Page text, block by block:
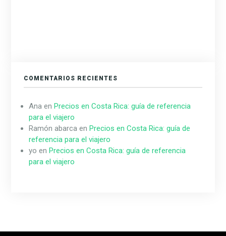
COMENTARIOS RECIENTES
Ana enPrecios en Costa Rica: guía de referencia
para el viajero
Ramón abarca enPrecios en Costa Rica: guía de
referencia para el viajero
yo enPrecios en Costa Rica: guía de referencia
para el viajero